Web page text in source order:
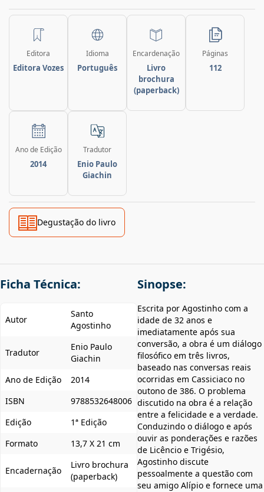
Editora
Editora Vozes
Idioma
Português
Encardenação
Livro
brochura
(paperback)
Páginas
112
Ano de Edição
2014
Tradutor
Enio Paulo
Giachin
Degustação do livro
Ficha Técnica:
Autor
Santo
Agostinho
Tradutor
Enio Paulo
Giachin
Ano de Edição
2014
ISBN
9788532648006
Edição
1ª Edição
Formato
13,7 X 21 cm
Encadernação
Livro brochura
(paperback)
Sinopse:
Escrita por Agostinho com a
idade de 32 anos e
imediatamente após sua
conversão, a obra é um diálogo
filosófico em três livros,
baseado nas conversas reais
ocorridas em Cassiciaco no
outono de 386. O problema
discutido na obra é a relação
entre a felicidade e a verdade.
Conduzindo o diálogo e após
ouvir as ponderações e razões
de Licêncio e Trigésio,
Agostinho discute
pessoalmente a questão com
seu amigo Alípio e fornece uma